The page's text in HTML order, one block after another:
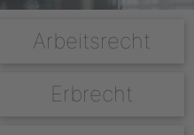
Arbeitsrecht
Erbrecht